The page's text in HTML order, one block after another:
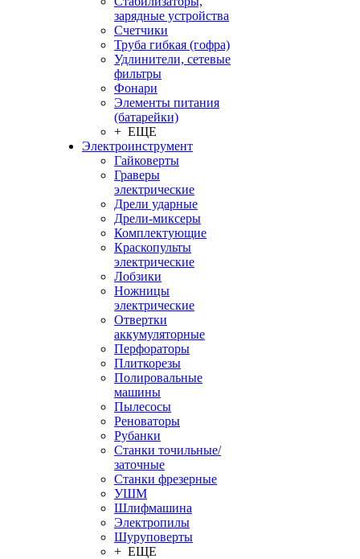
зарядные устройства
Счетчики
Труба гибкая (гофра)
Удлинители, сетевые
фильтры
Фонари
Элементы питания
(батарейки)
+ ЕЩЕ
Электроинструмент
Гайковерты
Граверы
электрические
Дрели ударные
Дрели-миксеры
Комплектующие
Краскопульты
электрические
Лобзики
Ножницы
электрические
Отвертки
аккумуляторные
Перфораторы
Плиткорезы
Полировальные
машины
Пылесосы
Реноваторы
Рубанки
Станки точильные/
заточные
Станки фрезерные
УШМ
Шлифмашина
Электропилы
Шуруповерты
+ ЕЩЕ